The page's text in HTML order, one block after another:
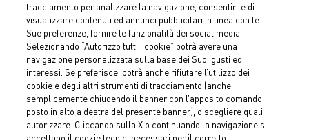
Coin S.p.A. C.F./P.IVA 04391480276, capitale sociale 10.123.282,23
Euro i.v.
tracciamento per analizzare la navigazione, consentirLe di
visualizzare contenuti ed annunci pubblicitari in linea con le
Sue preferenze, fornire le funzionalità dei social media.
Selezionando “Autorizzo tutti i cookie” potrà avere una
navigazione personalizzata sulla base dei Suoi gusti ed
interessi. Se preferisce, potrà anche rifiutare l’utilizzo dei
cookie e degli altri strumenti di tracciamento (anche
semplicemente chiudendo il banner con l’apposito comando
posto in alto a destra del presente banner), o scegliere quali
autorizzare. Cliccando sulla X o continuando la navigazione si